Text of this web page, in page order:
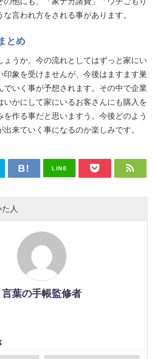
言われ方をされる事があります。
とめ
ょうか。今の流れとしてはずっと家にい
印象を受けませんが、今後はますます巣
でいく事が予想されます。その中で企業
いかにして家にいるお客さんにも購入を
を作る事だと思いますう。今後どのよう
出来ていく事になるのか楽しみです。
LINE
人
言葉の手帳監修者